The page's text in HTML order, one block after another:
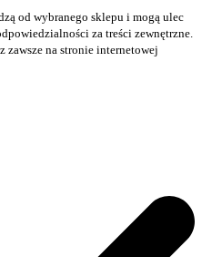
od wybranego sklepu i mogą ulec
za treści zewnętrzne.
zawsze na stronie internetowej